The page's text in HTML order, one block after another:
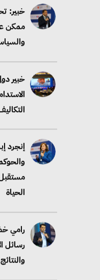
خبير:
ممكن
خبير
إنجرد
الحياة
رامي
رسائل
والنتائج